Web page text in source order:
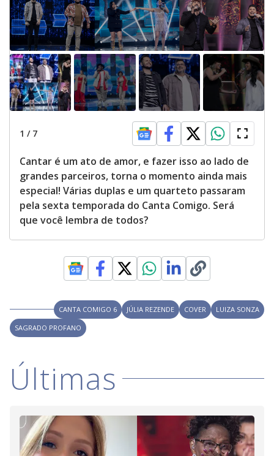
1 / 7
Cantar é um ato de amor, e fazer isso ao lado de
grandes parceiros, torna o momento ainda mais
especial! Várias duplas e um quarteto passaram
pela sexta temporada do Canta Comigo. Será
que você lembra de todos?
CANTA COMIGO 6 JÚLIA REZENDE COVER
LUIZA SONZA
SAGRADO PROFANO
Últimas